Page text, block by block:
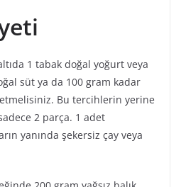
1 tabak doğal yoğurt veya
süt ya da 100 gram kadar
Bu tercihlerin yerine
2 parça. 1 adet
yanında şekersiz çay veya